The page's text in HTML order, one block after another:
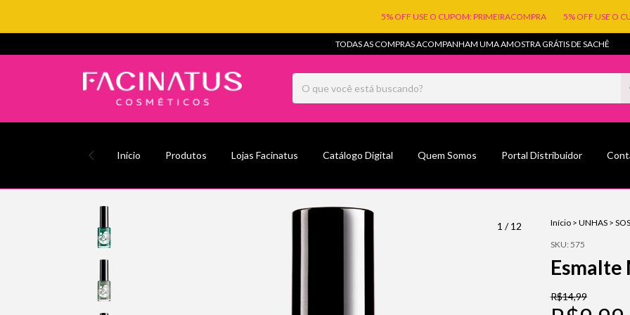
5% OFF USE O CUPOM: PRIMEIRACOMPRA 5% OFF USE O
TODAS AS COMPRAS ACOMPANHAM UMA AMOSTRA GRÁTIS DE SACHÊ
Início Produtos Lojas Facinatus Catálogo Digital Quem Somos Portal Distribuidor
1 /12 Início > UNHAS >
SKU: 575
Esmalte
R$14,99